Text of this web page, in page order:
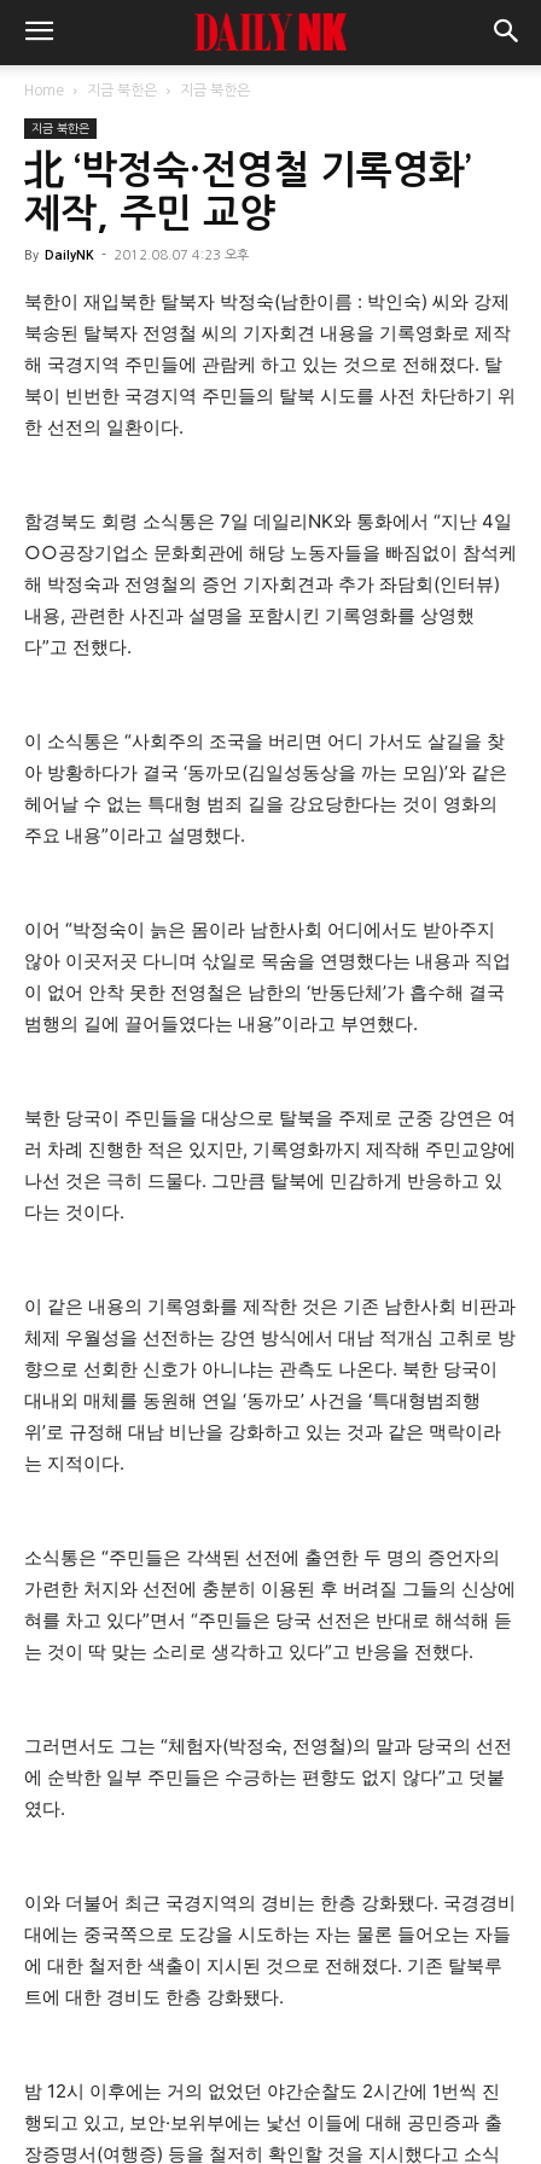
Home 지금 북한은 지금 북한은
지금 북한은
北 ‘박정숙·전영철 기록영화’
제작, 주민 교양
By DailyNK - 2012.08.07 4:23 오후
북한이 재입북한 탈북자 박정숙(남한이름 : 박인숙) 씨와 강제
북송된 탈북자 전영철 씨의 기자회견 내용을 기록영화로 제작
해 국경지역 주민들에 관람케 하고 있는 것으로 전해졌다. 탈
북이 빈번한 국경지역 주민들의 탈북 시도를 사전 차단하기 위
한 선전의 일환이다.
함경북도 회령 소식통은 7일 데일리NK와 통화에서 “지난 4일
○○공장기업소 문화회관에 해당 노동자들을 빠짐없이 참석케
해 박정숙과 전영철의 증언 기자회견과 추가 좌담회(인터뷰)
내용, 관련한 사진과 설명을 포함시킨 기록영화를 상영했
다”고 전했다.
이 소식통은 “사회주의 조국을 버리면 어디 가서도 살길을 찾
아 방황하다가 결국 ‘동까모(김일성동상을 까는 모임)’와 같은
헤어날 수 없는 특대형 범죄 길을 강요당한다는 것이 영화의
주요 내용”이라고 설명했다.
이어 “박정숙이 늙은 몸이라 남한사회 어디에서도 받아주지
않아 이곳저곳 다니며 삯일로 목숨을 연명했다는 내용과 직업
이 없어 안착 못한 전영철은 남한의 ‘반동단체’가 흡수해 결국
범행의 길에 끌어들였다는 내용”이라고 부연했다.
북한 당국이 주민들을 대상으로 탈북을 주제로 군중 강연은 여
러 차례 진행한 적은 있지만, 기록영화까지 제작해 주민교양에
나선 것은 극히 드물다. 그만큼 탈북에 민감하게 반응하고 있
다는 것이다.
이 같은 내용의 기록영화를 제작한 것은 기존 남한사회 비판과
체제 우월성을 선전하는 강연 방식에서 대남 적개심 고취로 방
향으로 선회한 신호가 아니냐는 관측도 나온다. 북한 당국이
대내외 매체를 동원해 연일 ‘동까모’ 사건을 ‘특대형범죄행
위’로 규정해 대남 비난을 강화하고 있는 것과 같은 맥락이라
는 지적이다.
소식통은 “주민들은 각색된 선전에 출연한 두 명의 증언자의
가련한 처지와 선전에 충분히 이용된 후 버려질 그들의 신상에
혀를 차고 있다”면서 “주민들은 당국 선전은 반대로 해석해 듣
는 것이 딱 맞는 소리로 생각하고 있다”고 반응을 전했다.
그러면서도 그는 “체험자(박정숙, 전영철)의 말과 당국의 선전
에 순박한 일부 주민들은 수긍하는 편향도 없지 않다”고 덧붙
였다.
이와 더불어 최근 국경지역의 경비는 한층 강화됐다. 국경경비
대에는 중국쪽으로 도강을 시도하는 자는 물론 들어오는 자들
에 대한 철저한 색출이 지시된 것으로 전해졌다. 기존 탈북루
트에 대한 경비도 한층 강화됐다.
밤 12시 이후에는 거의 없었던 야간순찰도 2시간에 1번씩 진
행되고 있고, 보안·보위부에는 낯선 이들에 대해 공민증과 출
장증명서(여행증) 등을 철저히 확인할 것을 지시했다고 소식